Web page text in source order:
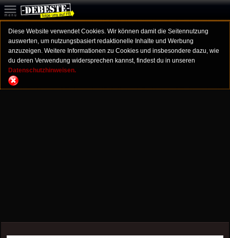
Diese Website verwendet Cookies. Wir können damit die Seitennutzung
auswerten, um nutzungsbasiert redaktionelle Inhalte und Werbung
anzuzeigen. Weitere Informationen zu Cookies und insbesondere dazu, wie
du deren Verwendung widersprechen kannst, findest du in unseren
Datenschutzhinweisen.